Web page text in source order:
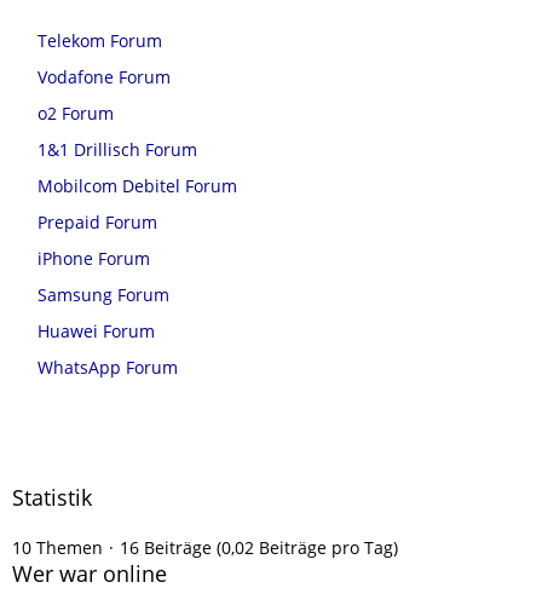
Telekom Forum
Vodafone Forum
o2 Forum
1&1 Drillisch Forum
Mobilcom Debitel Forum
Prepaid Forum
iPhone Forum
Samsung Forum
Huawei Forum
WhatsApp Forum
Statistik
10 Themen 16 Beiträge (0,02 Beiträge pro Tag)
Wer war online